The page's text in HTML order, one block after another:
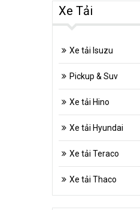
Xe Tải
Xe tải Isuzu
Pickup & Suv
Xe tải Hino
Xe tải Hyundai
Xe tải Teraco
Xe tải Thaco